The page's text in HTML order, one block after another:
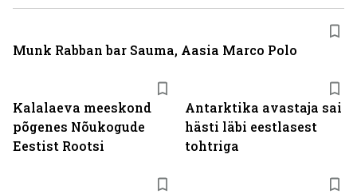
Kalalaeva meeskond
põgenes Nõukogude
Eestist Rootsi
Antarktika avastaja sai
hästi läbi eestlasest
tohtriga
Munk Rabban bar Sauma, Aasia Marco Polo